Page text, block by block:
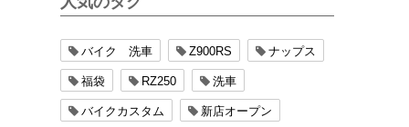
バイク 洗車 Z900RS ナップス
福袋 RZ250 洗車
バイクカスタム 新店オープン